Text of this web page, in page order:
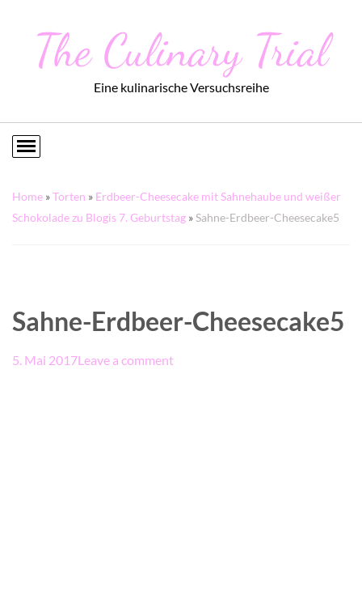
The Culinary Trial
Eine kulinarische Versuchsreihe
Home »Torten » Erdbeer-Cheesecake mit Sahnehaube und weißer
Schokolade zu Blogis 7. Geburtstag »Sahne-Erdbeer-Cheesecake5
Sahne-Erdbeer-Cheesecake5
5. Mai 2017Leave a comment